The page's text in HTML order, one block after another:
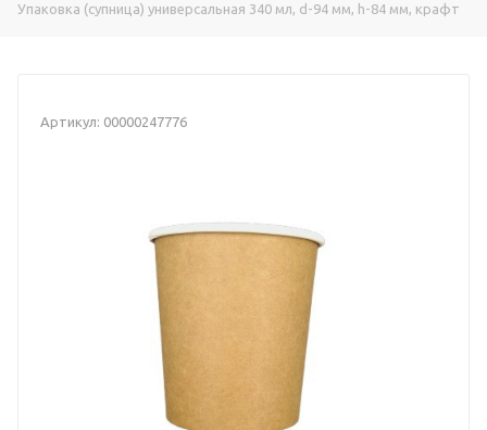
Упаковка (супница) универсальная 340 мл, d-94 мм, h-84 мм, крафт
Артикул: 00000247776